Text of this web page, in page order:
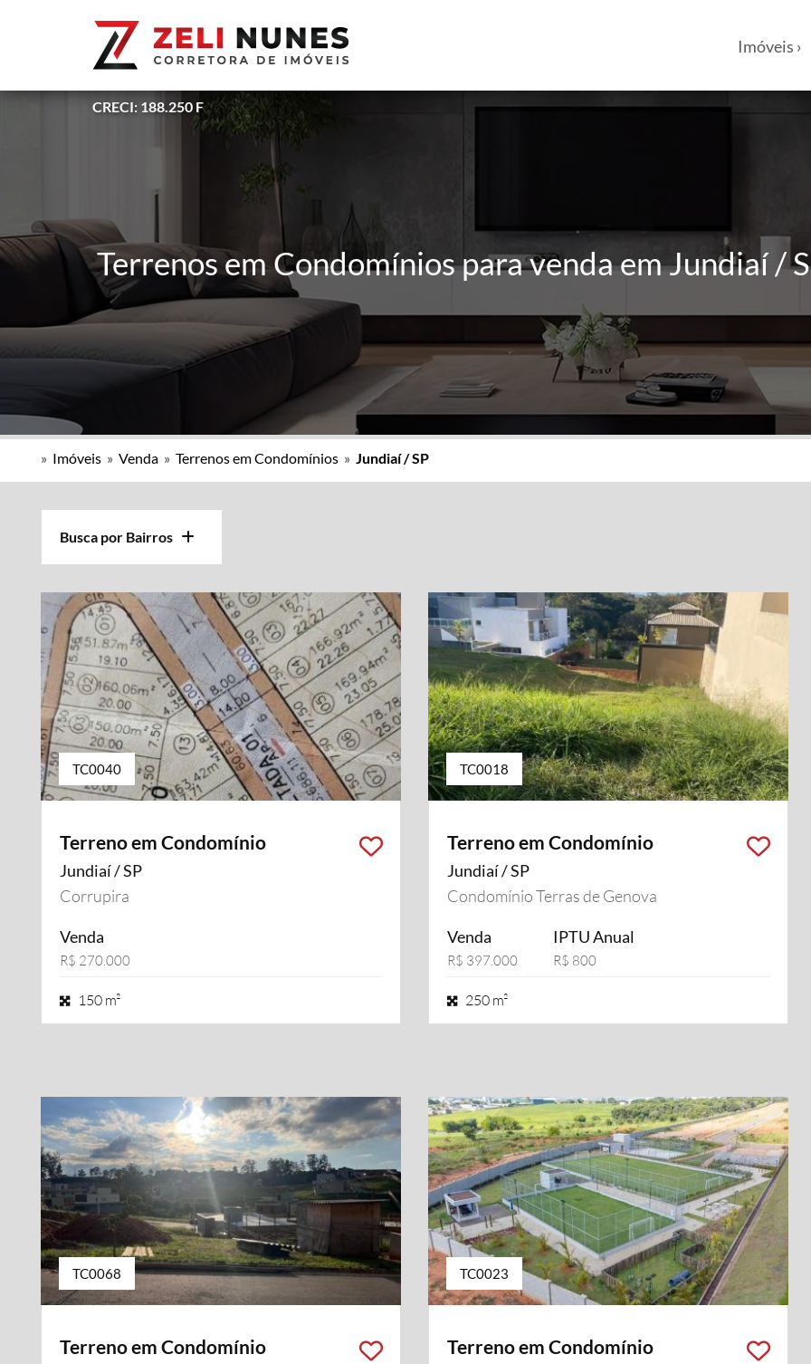
CRECI: 188.250 F
Imóveis ›
Terrenos em Condomínios para venda em Jundiaí /
» Imóveis » Venda » Terrenos em Condomínios » Jundiaí / SP
Busca por Bairros
TC0040
Terreno em Condomínio
Jundiaí / SP
Corrupira
Venda
R$ 270.000
150 m²
TC0018
Terreno em Condomínio
Jundiaí / SP
Condomínio Terras de Genova
Venda
R$ 397.000
IPTU Anual
R$ 800
250 m²
TC0068
Terreno em Condomínio
TC0023
Terreno em Condomínio